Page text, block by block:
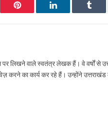
Pinterest LinkedIn
लिखने वाले स्वतंत्र लेखक हैं। वे वर्षों से
करने का कार्य कर रहे हैं। उन्होंने